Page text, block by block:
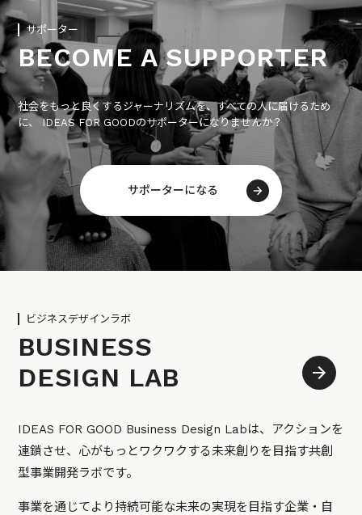
サポーター
BECOME A SUPPORTER
社会をもっと良くするジャーナリズムを、すべての人に届けるため
に、 IDEAS FOR GOODのサポーターになりませんか？
サポーターになる
ビジネスデザインラボ
BUSINESS
DESIGN LAB
IDEAS FOR GOOD Business Design Labは、アクションを
連鎖させ、心がもっとワクワクする未来創りを目指す共創
型事業開発ラボです。
事業を通じてより持続可能な未来の実現を目指す企業・自